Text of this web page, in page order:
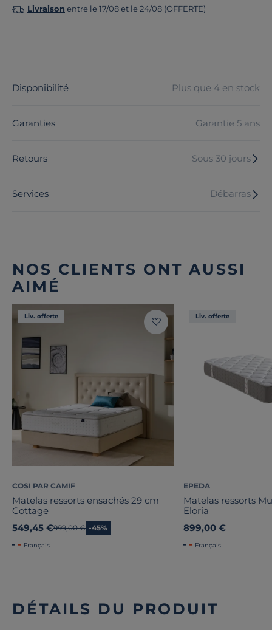
Livraison entre le 17/08 et le 24/08 (OFFERTE)
Disponibilité Plus que 4 en stock
Garanties Garantie 5 ans
Retours Sous 30 jours
Services Débarras
NOS CLIENTS ONT AUSSI
AIMÉ
Liv. offerte
COSI PAR CAMIF
Matelas ressorts ensachés 29 cm
Cottage
549,45 €Ancien prix
999,00 € -45%
Français
Liv. offerte
EPEDA
Matelas ressorts
Eloria
899,00 €
Français
DÉTAILS DU PRODUIT